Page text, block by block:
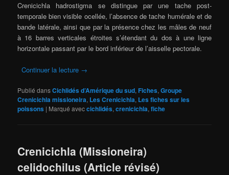
Crenicichla hadrostigma se distingue par une tache post-
temporale bien visible ocellée, l’absence de tache humérale et de
bande latérale, ainsi que par la présence chez les mâles de neuf
à 16 barres verticales étroites s’étendant du dos à une ligne
horizontale passant par le bord inférieur de l’aisselle pectorale.
Continuer la lecture →
Publié dansCichlidés d’Amérique du sud,Fiches,Groupe
Crenicichla missioneira, Les Crenicichla, Les fiches sur les
poissons | Marqué aveccichlidés,crenicichla,fiche
Crenicichla (Missioneira)
celidochilus (Article révisé)